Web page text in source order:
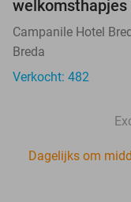
welkomsthapjes
Campanile Hotel
Breda
Verkocht: 482
Dagelijks om